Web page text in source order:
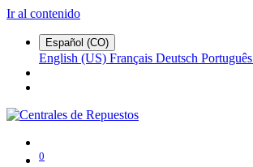
Ir al contenido
Español (CO)
English (US) Français Deutsch Português
0